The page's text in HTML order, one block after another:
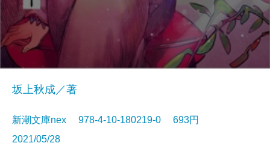
坂上秋成／著
新潮文庫nex 978-4-10-180219-0 693円
2021/05/28